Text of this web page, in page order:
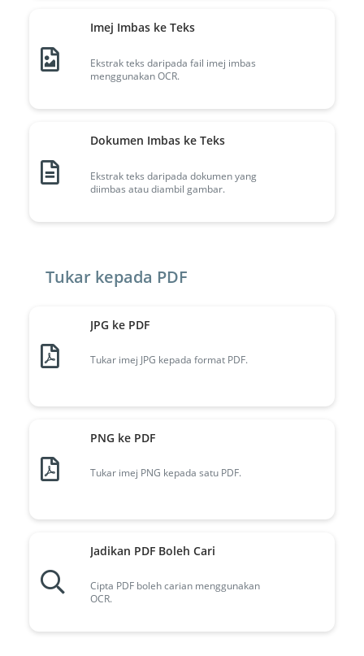
Imej Imbas ke Teks
Ekstrak teks daripada fail imej imbas
menggunakan OCR.
Dokumen Imbas ke Teks
Ekstrak teks daripada dokumen yang
diimbas atau diambil gambar.
Tukar kepada PDF
JPG ke PDF
Tukar imej JPG kepada format PDF.
PNG ke PDF
Tukar imej PNG kepada satu PDF.
Jadikan PDF Boleh Cari
Cipta PDF boleh carian menggunakan
OCR.